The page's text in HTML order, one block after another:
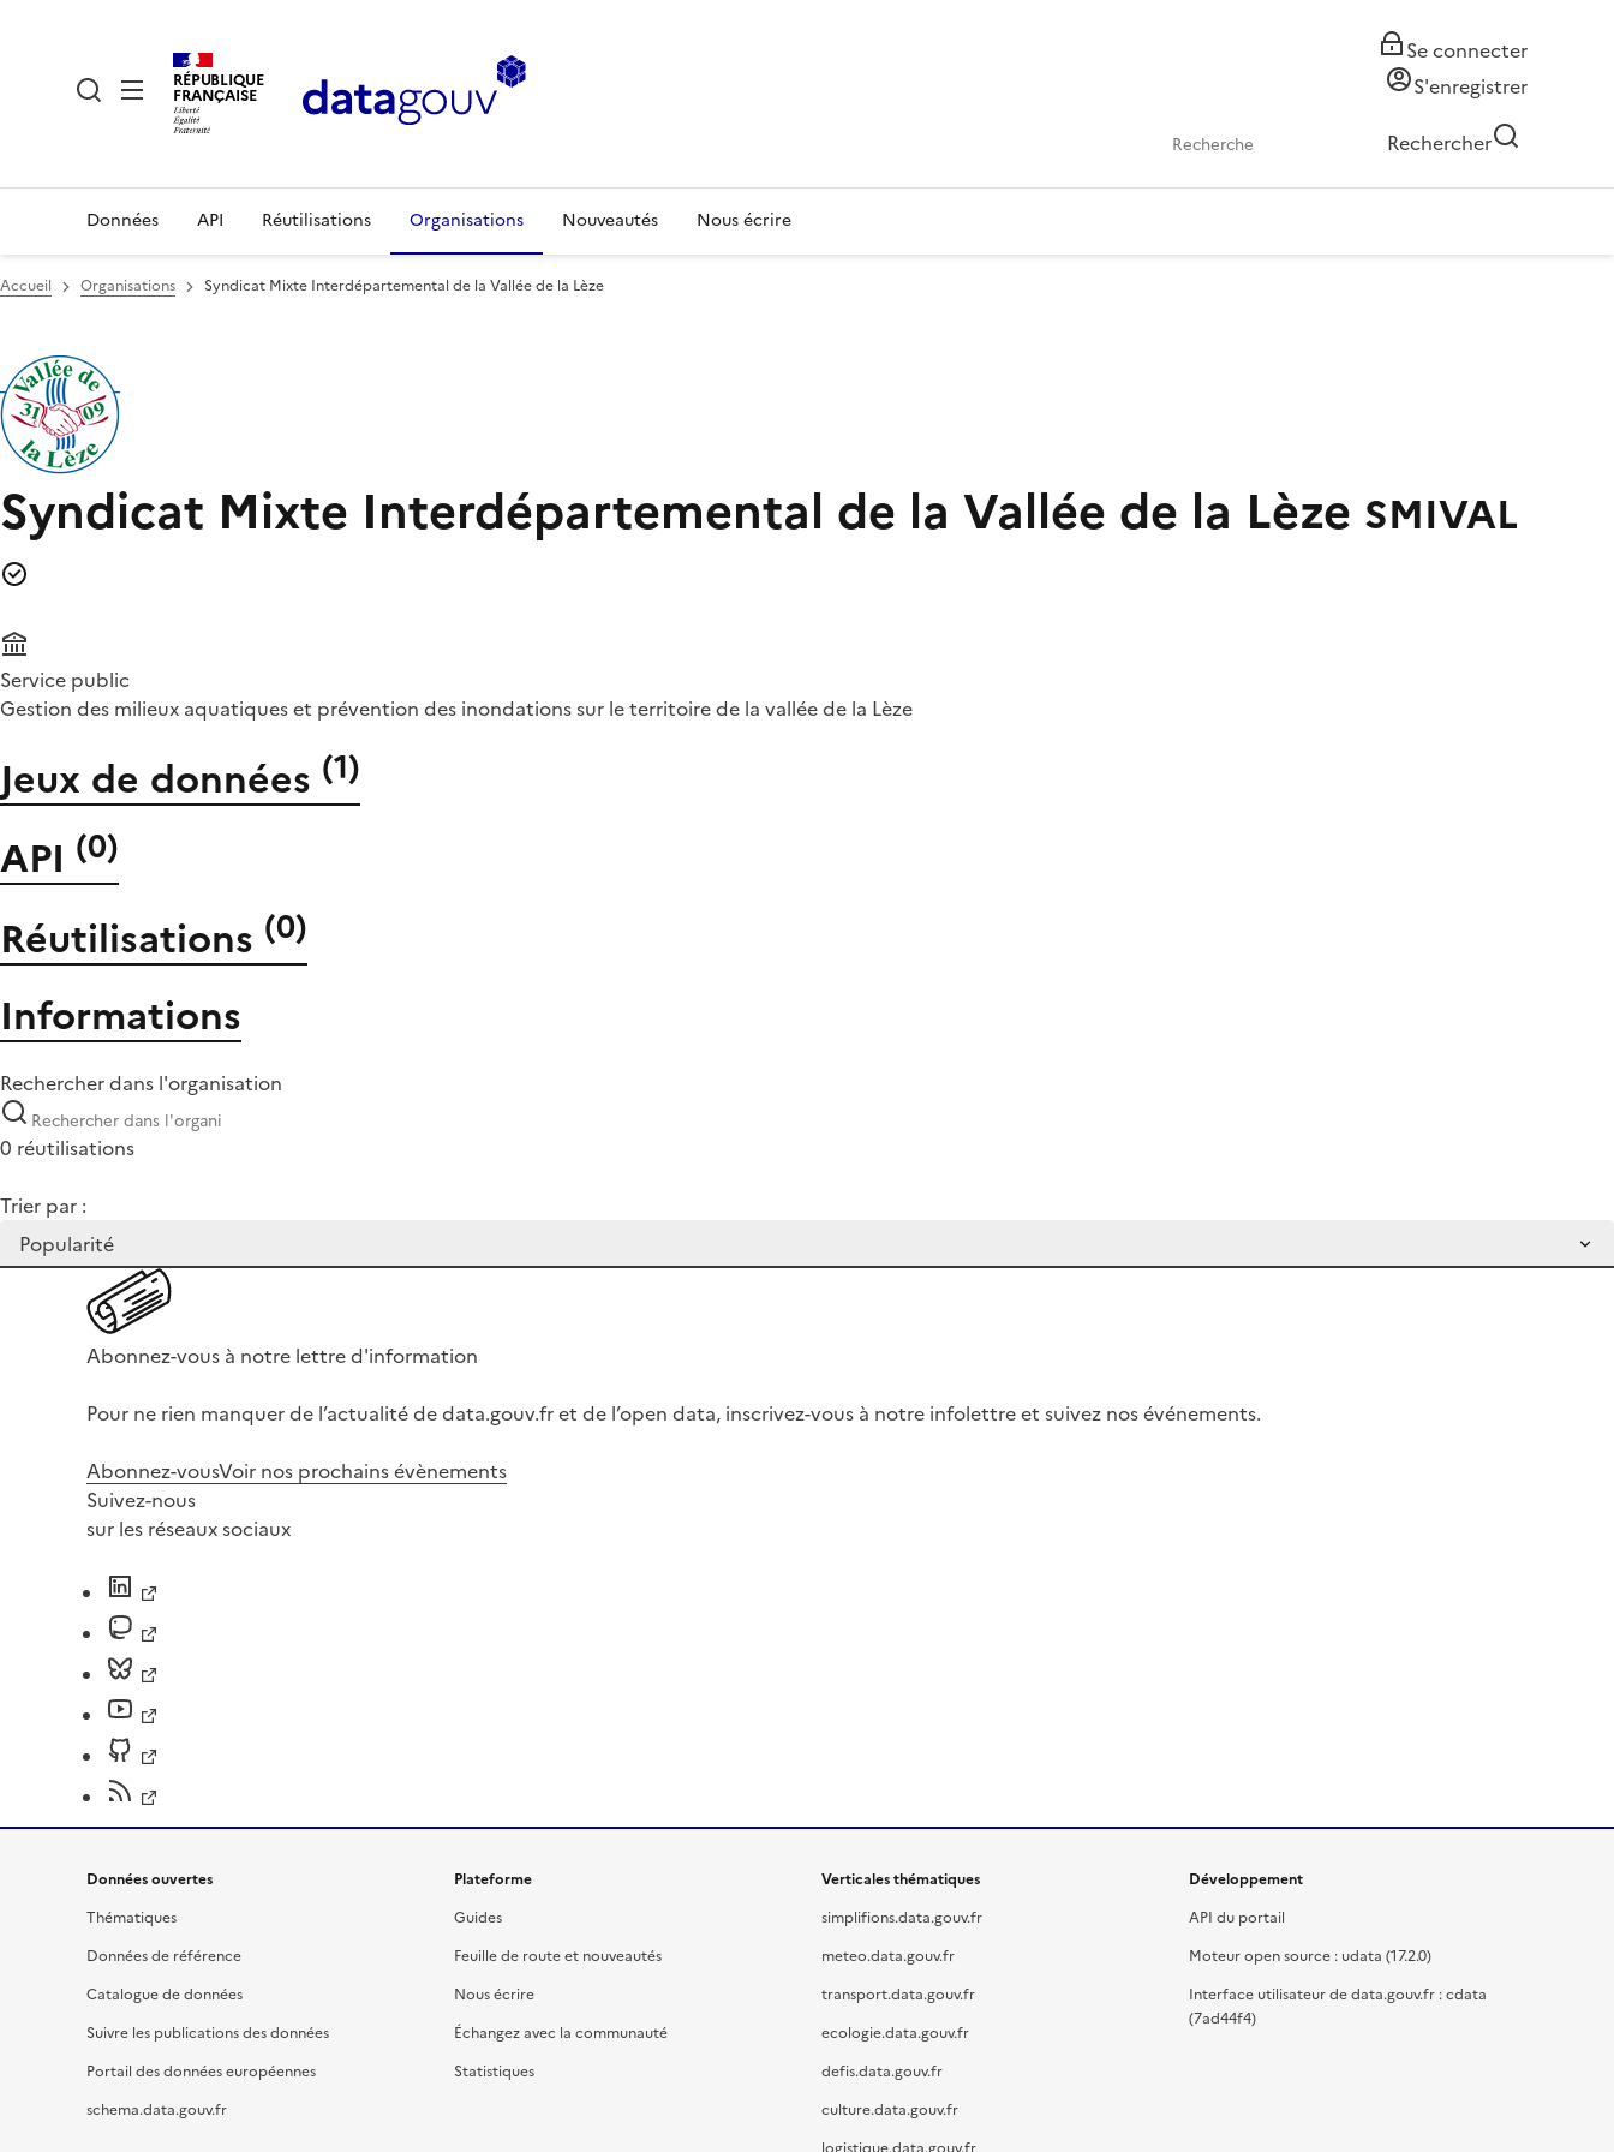
RÉPUBLIQUE
FRANÇAISE
Se connecter
S'enregistrer
Rechercher
Données API Réutilisations Organisations Nouveautés Nous écrire
Accueil Organisations Syndicat Mixte Interdépartemental de la Vallée de la Lèze
Syndicat Mixte Interdépartemental de la Vallée de la Lèze SMIVAL
Service public
Gestion des milieux aquatiques et prévention des inondations sur le territoire de la vallée de la Lèze
Jeux de données (1)
API (0)
Réutilisations (0)
Informations
Rechercher dans l'organisation
0 réutilisations
Trier par :
Abonnez-vous à notre lettre d'information
Pour ne rien manquer de l’actualité de data.gouv.fr et de l’open data, inscrivez-vous à notre infolettre et suivez nos événements.
Abonnez-vousVoir nos prochains évènements
Suivez-nous
sur les réseaux sociaux
Données ouvertes
Thématiques
Données de référence
Catalogue de données
Suivre les publications des données
Portail des données européennes
schema.data.gouv.fr
Plateforme
Guides
Feuille de route et nouveautés
Nous écrire
Échangez avec la communauté
Statistiques
Verticales thématiques
simplifions.data.gouv.fr
meteo.data.gouv.fr
transport.data.gouv.fr
ecologie.data.gouv.fr
defis.data.gouv.fr
culture.data.gouv.fr
Développement
API du portail
Moteur open source : udata (17.2.0)
Interface utilisateur de data.gouv.fr : cdata
(7ad44f4)